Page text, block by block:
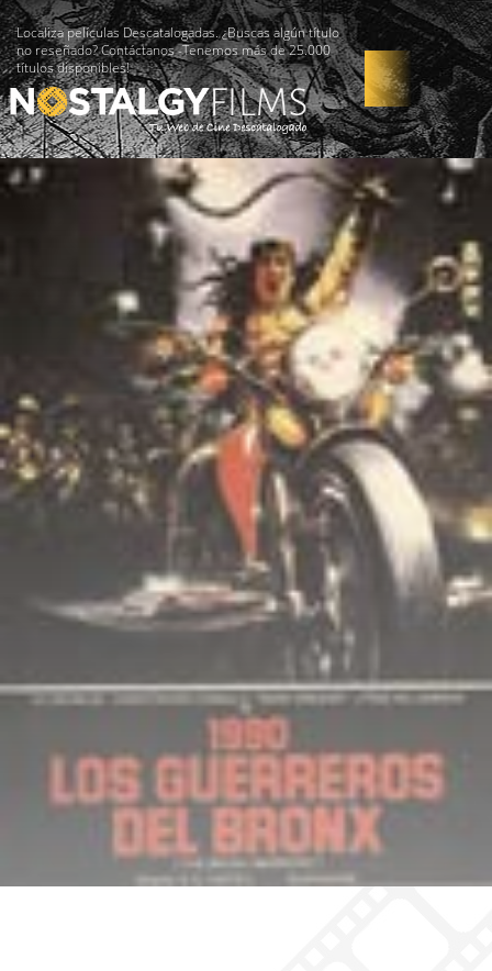
Localiza películas Descatalogadas. ¿Buscas algún título
no reseñado? Contáctanos -Tenemos más de 25.000
títulos disponibles!